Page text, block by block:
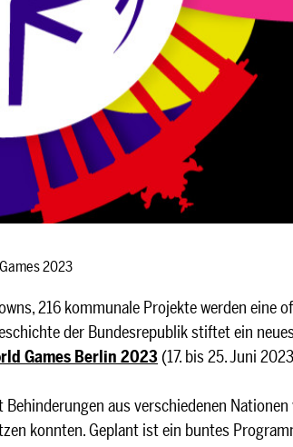
2023
216 kommunale Projekte werden eine
der Bundesrepublik stiftet ein
Games Berlin 2023 (17. bis 25. Juni
aus verschiedenen
konnten. Geplant ist ein buntes